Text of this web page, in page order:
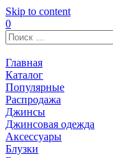
Skip to content
0
Главная
Каталог
Популярные
Распродажа
Джинсы
Джинсовая одежда
Аксессуары
Блузки